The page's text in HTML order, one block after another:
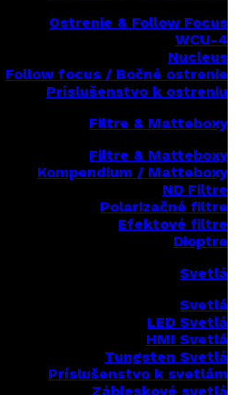
Ostrenie & Follow Focus
WCU-4
Nucleus
Follow focus / Bočné ostrenie
Príslušenstvo k ostreniu
Filtre & Matteboxy
Filtre & Matteboxy
Kompendium / Matteboxy
ND Filtre
Polarizačné filtre
Efektové filtre
Dioptre
Svetlá
Svetlá
LED Svetlá
HMI Svetlá
Tungsten Svetlá
Príslušenstvo k svetlám
Zábleskové svetlá